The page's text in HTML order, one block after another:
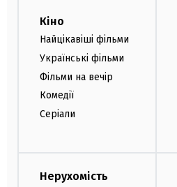
Кіно
Найцікавіші фільми
Українські фільми
Фільми на вечір
Комедії
Серіали
Нерухомість